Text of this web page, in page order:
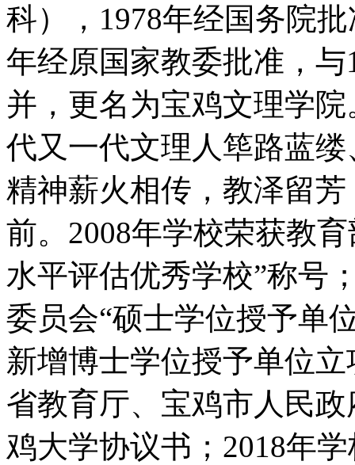
科），1978年经国务院
年经原国家教委批准，
并，更名为宝鸡文理学
代又一代文理人筚路蓝
精神薪火相传，教泽留
前。2008年学校荣获教
水平评估优秀学校”称号
委员会“硕士学位授予单
新增博士学位授予单位
省教育厅、宝鸡市人民
鸡大学协议书；2018年